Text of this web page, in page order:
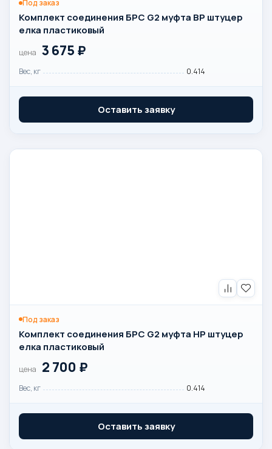
Под заказ
Комплект соединения БРС G2 муфта ВР штуцер
елка пластиковый
цена 3 675 ₽
Вес, кг 0.414
Оставить заявку
Под заказ
Комплект соединения БРС G2 муфта НР штуцер
елка пластиковый
цена 2 700 ₽
Вес, кг 0.414
Оставить заявку